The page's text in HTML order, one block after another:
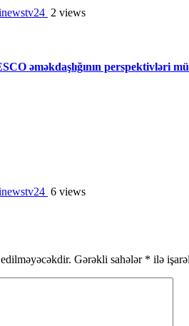
2 views
əməkdaşlığının perspektivləri
6 views
Gərəkli sahələr * ilə